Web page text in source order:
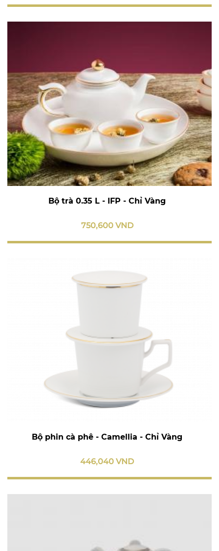
Bộ trà 0.35 L - IFP - Chỉ Vàng
750,600 VND
Bộ phin cà phê - Camellia - Chỉ Vàng
446,040 VND